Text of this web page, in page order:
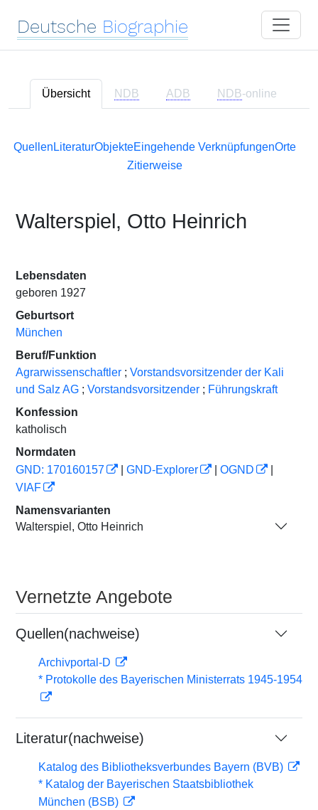
Deutsche Biographie
Übersicht NDB ADB NDB-online
Quellen LiteraturObjekteEingehende VerknüpfungenOrte
Zitierweise
Walterspiel, Otto Heinrich
Lebensdaten
geboren 1927
Geburtsort
München
Beruf/Funktion
Agrarwissenschaftler ; Vorstandsvorsitzender der Kali
und Salz AG ; Vorstandsvorsitzender ; Führungskraft
Konfession
katholisch
Normdaten
GND: 170160157
GND-Explorer OGND
VIAF
Namensvarianten
Walterspiel, Otto Heinrich
Vernetzte Angebote
Quellen(nachweise)
Archivportal-D
* Protokolle des Bayerischen Ministerrats 1945-1954
Literatur(nachweise)
Katalog des Bibliotheksverbundes Bayern (BVB)
* Katalog der Bayerischen Staatsbibliothek
München (BSB)